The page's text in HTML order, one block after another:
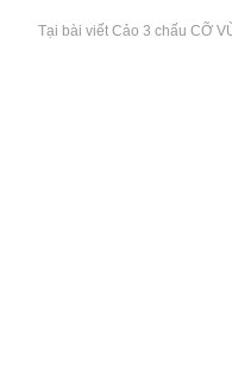
Tại bài viết Cảo 3 chấu CỠ